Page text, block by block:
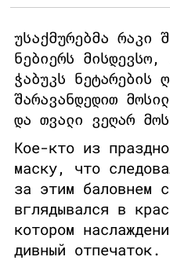
უსაქმურებმა რაკი
ნებიერს მისდევსო,
ჭაბუკს ნეტარების
შარავანდედით
და თვალი ვეღარ
Кое-кто из
маску, что
за этим баловнем
вглядывался в
котором
дивный отпечаток.